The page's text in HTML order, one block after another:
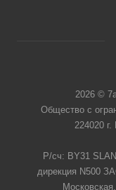
2026 ©
Общество с
224020
Р/сч: BY31
дирекция N500